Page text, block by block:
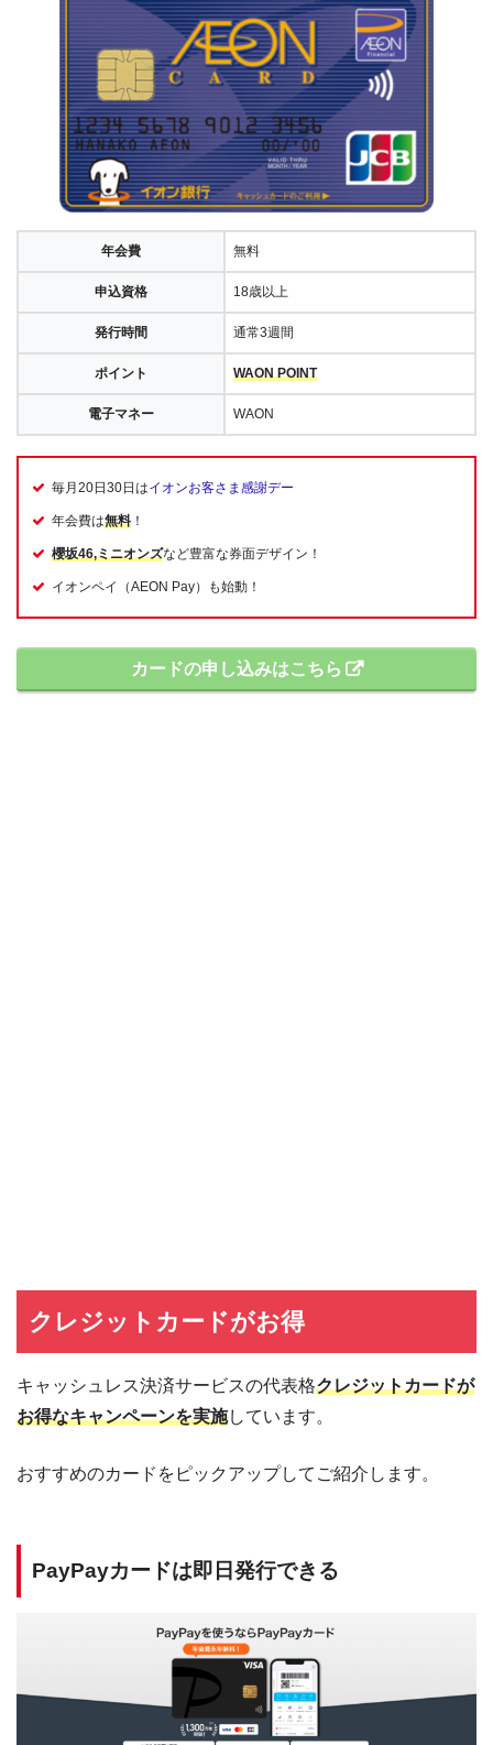
年会費 無料
申込資格 18歳以上
発行時間 通常3週間
ポイント WAON POINT
電子マネー WAON
毎月20日30日はイオンお客さま感謝デー
年会費は無料 ！
櫻坂46,ミニオンズなど豊富な券面デザイン！
イオンペイ（AEON Pay）も始動！
カードの申し込みはこちら
クレジットカードがお得
キャッシュレス決済サービスの代表格クレジットカードが
お得なキャンペーンを実施しています。
おすすめのカードをピックアップしてご紹介します。
PayPayカードは即日発行できる